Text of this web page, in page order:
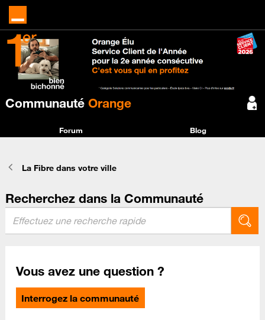
Communauté Orange
Forum Blog
La Fibre dans votre ville
Recherchez dans la Communauté
Vous avez une question ?
Interrogez la communauté